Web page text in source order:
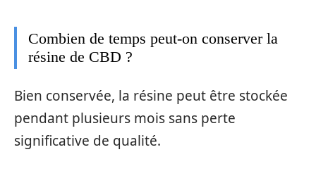
Combien de temps peut-on conserver la
résine de CBD ?
Bien conservée, la résine peut être stockée
pendant plusieurs mois sans perte
significative de qualité.